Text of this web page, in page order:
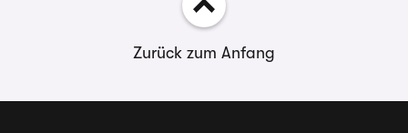
Zurück zum Anfang